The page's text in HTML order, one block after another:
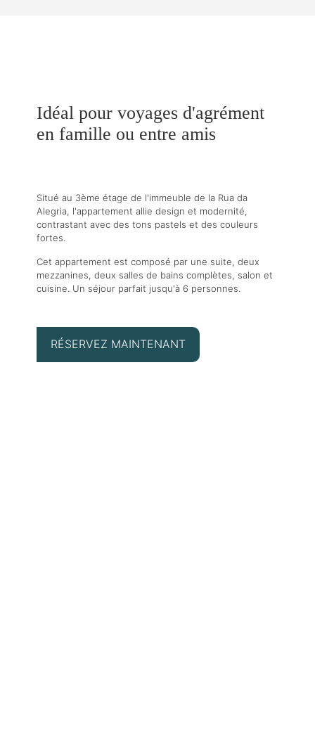
Idéal pour voyages d'agrément
en famille ou entre amis
Situé au 3ème étage de l'immeuble de la Rua da
Alegria, l'appartement allie design et modernité,
contrastant avec des tons pastels et des couleurs
fortes.
Cet appartement est composé par une suite, deux
mezzanines, deux salles de bains complètes, salon et
cuisine. Un séjour parfait jusqu'à 6 personnes.
RÉSERVEZ MAINTENANT